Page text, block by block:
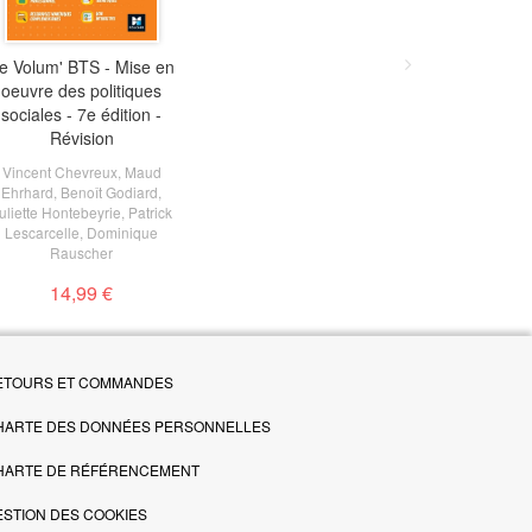
Volum' BTS - Mise en
des politiques
- 7e édition -
Révision
Chevreux,Maud
,Benoît Godiard,
Hontebeyrie,Patrick
,Dominique
Rauscher
14,99 €
Volum' BTS - Mise en
oeuvre des politiques
sociales - 7e édition -
Révision
Vincent Chevreux Maud
Ehrhard Benoît Godiard
Hontebeyrie Patrick
Lescarcelle Dominique
Rauscher
14,99 €
ET COMMANDES
DES DONNÉES PERSONNELLES
DE RÉFÉRENCEMENT
DES COOKIES